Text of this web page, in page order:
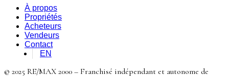
À propos
Propriétés
Acheteurs
Vendeurs
Contact
EN
© 2025 RE/MAX 2000 – Franchisé indépendant et autonome de